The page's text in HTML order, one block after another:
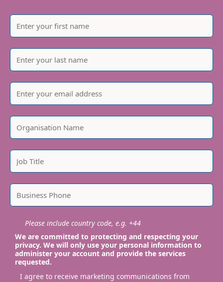
Please include country code, e.g. +44
We are committed to protecting and respecting your
privacy. We will only use your personal information to
administer your account and provide the services
requested.
I agree to receive marketing communications from